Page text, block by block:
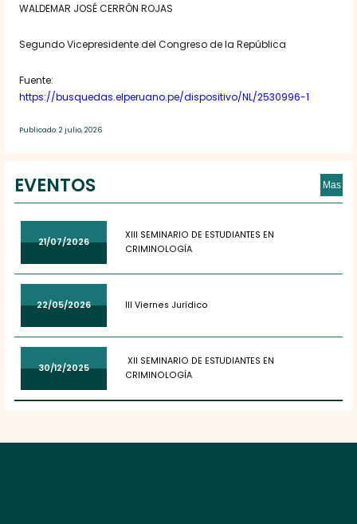
WALDEMAR JOSÉ CERRÓN ROJAS
Segundo Vicepresidente del Congreso de la República
Fuente:
https://busquedas.elperuano.pe/dispositivo/NL/2530996-1
Publicado: 2 julio, 2026
EVENTOS Mas
21/07/2026
XIII SEMINARIO DE ESTUDIANTES EN
CRIMINOLOGÍA
22/05/2026 III Viernes Jurídico
30/12/2025
XII SEMINARIO DE ESTUDIANTES EN
CRIMINOLOGÍA